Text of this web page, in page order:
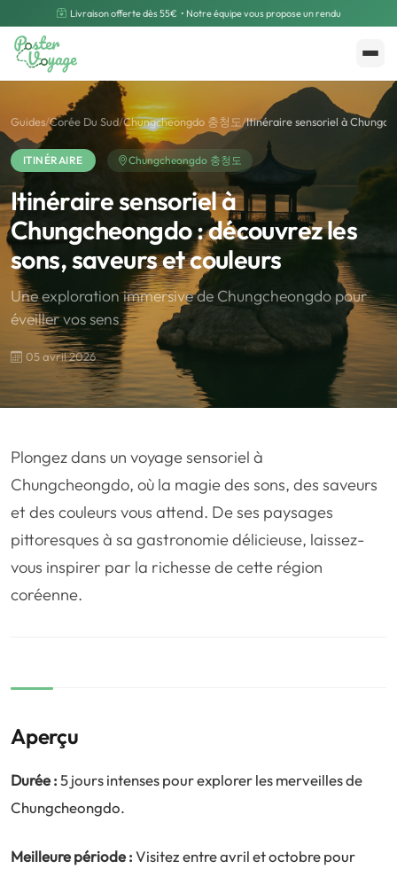
Livraison offerte dès 55€ • Notre équipe vous propose un rendu
Créer mon souvenir Polarsteps
Road Trip et Pays
💍
🚢Croisière 🎢Parc d'attraction
Guides/Corée Du Sud/Chungcheongdo 충청도/Itinéraire sensoriel à
ITINÉRAIRE Chungcheongdo 충청도
Itinéraire sensoriel à
Chungcheongdo : découvrez les
sons, saveurs et couleurs
Une exploration immersive de Chungcheongdo pour
éveiller vos sens
05 avril 2026
Plongez dans un voyage sensoriel à
Chungcheongdo, où la magie des sons, des saveurs
et des couleurs vous attend. De ses paysages
pittoresques à sa gastronomie délicieuse, laissez-
vous inspirer par la richesse de cette région
coréenne.
Aperçu
Durée :5 jours intenses pour explorer les merveilles de
Chungcheongdo.
Meilleure période :Visitez entre avril et octobre pour